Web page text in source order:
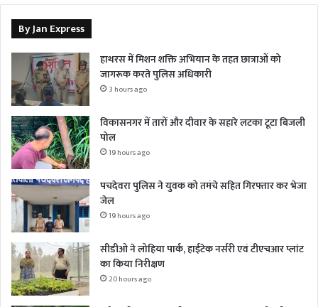
By Jan Express
हाथरस में मिशन शक्ति अभियान के तहत छात्राओं को
जागरूक करते पुलिस अधिकारी
3 hours ago
विकासनगर में तारों और दीवार के सहारे लटका टूटा बिजली
पोल
19 hours ago
पचदेवरा पुलिस ने युवक को तमंचे सहित गिरफ्तार कर भेजा
जेल
19 hours ago
सीडीओ ने लोहिया पार्क, हाईटेक नर्सरी एवं टीएचआर प्लांट
का किया निरीक्षण
20 hours ago